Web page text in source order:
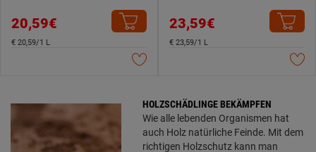
20,59€
€ 20,59/1 L
23,59€
€ 23,59/1 L
HOLZSCHÄDLINGE BEKÄMPFEN
Wie alle lebenden Organismen hat
auch Holz natürliche Feinde. Mit dem
richtigen Holzschutz kann man